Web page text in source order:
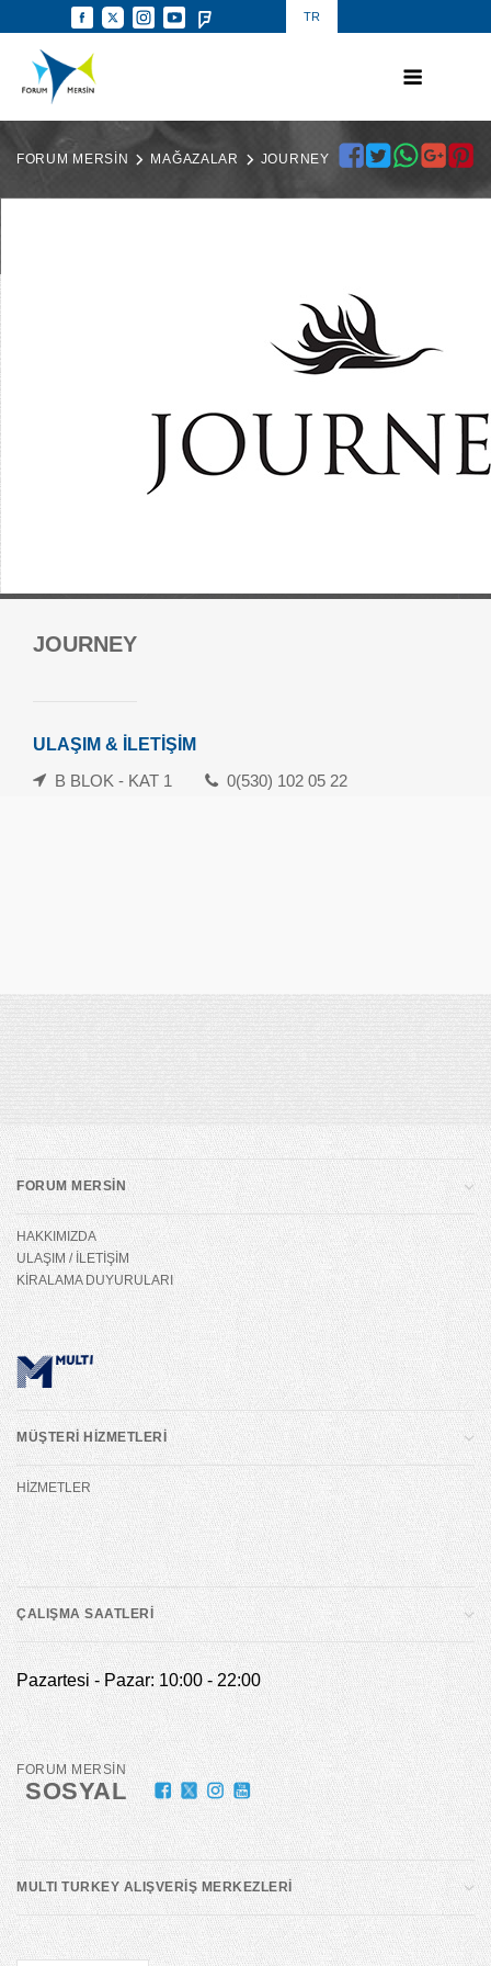
TR
FORUM MERSİN MAĞAZALAR JOURNEY
JOURNEY
ULAŞIM & İLETİŞİM
B BLOK - KAT 1
0(530) 102 05 22
Forum Mersin Alışveriş Merkezi
İletişim: 0324 239 10 70
Havamaş Servis Saatleri
FORUM MERSİN
HAKKIMIZDA
ULAŞIM / İLETİŞİM
KİRALAMA DUYURULARI
MÜŞTERİ HİZMETLERİ
HİZMETLER
ÇALIŞMA SAATLERİ
Pazartesi - Pazar: 10:00 - 22:00
FORUM MERSİN
SOSYAL
MULTI TURKEY ALIŞVERİŞ MERKEZLERİ